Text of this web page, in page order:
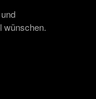
wünschen.